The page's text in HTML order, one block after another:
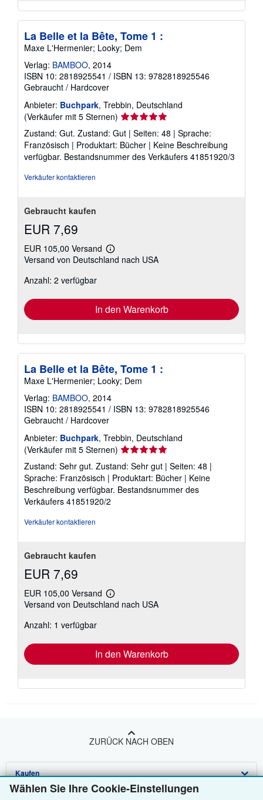
Wählen Sie Ihre Cookie-Einstellungen
La Belle et la Bête, Tome 1 :
Maxe L'Hermenier; Looky; Dem
Verlag: BAMBOO, 2014
ISBN 10: 2818925541 / ISBN 13: 9782818925546
Gebraucht / Hardcover
Anbieter: Buchpark, Trebbin, Deutschland
(Verkäufer mit 5 Sternen) Verkäuferbewertung
von
5
Sternen
Zustand: Gut. Zustand: Gut | Seiten: 48 | Sprache:
Französisch | Produktart: Bücher | Keine Beschreibung
verfügbar. Bestandsnummer des Verkäufers 41851920/3
Verkäufer kontaktieren
Gebraucht kaufen
EUR 7,69
EUR 105,00 Versand
Weitere
Informationen
Versand von Deutschland nach USA
Anzahl: 2 verfügbar
In den Warenkorb
La Belle et la Bête, Tome 1 :
Maxe L'Hermenier; Looky; Dem
Verlag: BAMBOO, 2014
ISBN 10: 2818925541 / ISBN 13: 9782818925546
Gebraucht / Hardcover
Anbieter: Buchpark, Trebbin, Deutschland
(Verkäufer mit 5 Sternen) Verkäuferbewertung
von
5
Sternen
Zustand: Sehr gut. Zustand: Sehr gut | Seiten: 48 |
Sprache: Französisch | Produktart: Bücher | Keine
Beschreibung verfügbar. Bestandsnummer des
Verkäufers 41851920/2
Verkäufer kontaktieren
Gebraucht kaufen
EUR 7,69
EUR 105,00 Versand
Weitere
Informationen
Versand von Deutschland nach USA
Anzahl: 1 verfügbar
In den Warenkorb
ZURÜCK NACH OBEN
Kaufen
Detailsuche
Anbieten